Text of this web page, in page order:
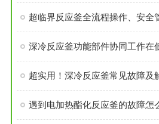
超临界反应釜全流程操作、安全
超实用！深冷反应釜常见故障及
遇到电加热酯化反应釜的故障怎